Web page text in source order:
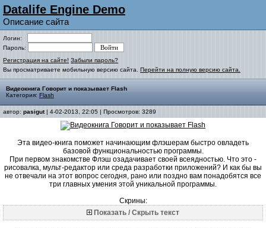
Datalife Engine Demo
Описание сайта
Логин:
Пароль:
Регистрация на сайте! Забыли пароль?
Вы просматриваете мобильную версию сайта. Перейти на полную версию сайта.
Видеокнига Говорит и показывает Flash
Категория: Flash
автор: pasigut| 4-02-2013, 22:05 | Просмотров: 3289
Эта видео-книга поможет начинающим флэшерам быстро овладеть
базовой функциональностью программы.
При первом знакомстве Флэш озадачивает своей всеядностью. Что это -
рисовалка, мульт-редактор или среда разработки приложений? И как бы вы
не отвечали на этот вопрос сегодня, рано или поздно вам понадобятся все
три главных умения этой уникальной программы.
Скрины:
Показать / Скрыть текст